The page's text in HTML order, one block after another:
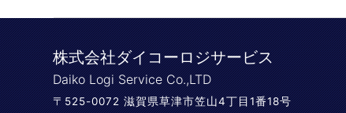
株式会社ダイコーロジサービス
Daiko Logi Service Co.,LTD
〒525-0072 滋賀県草津市笠山4丁目1番18号